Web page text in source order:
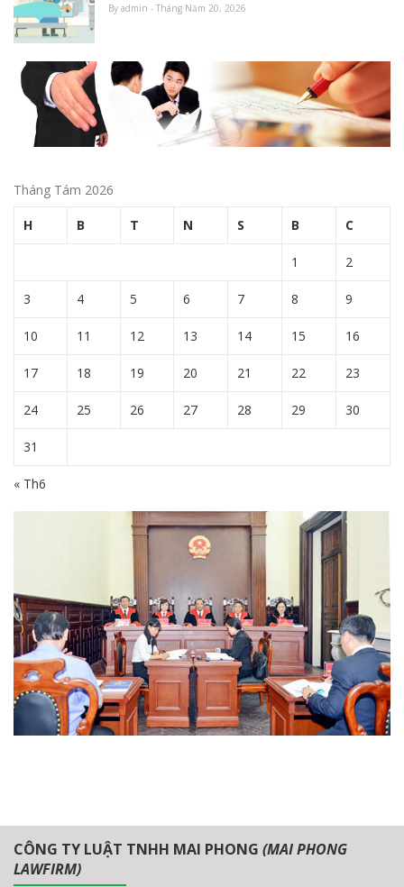
By admin - Tháng Năm 20, 2026
Tháng Tám 2026
H B T N S B C
1 2
3 4 5 6 7 8 9
10 11 12 13 14 15 16
17 18 19 20 21 22 23
24 25 26 27 28 29 30
31
« Th6
CÔNG TY LUẬT TNHH MAI PHONG (MAI PHONG
LAWFIRM)